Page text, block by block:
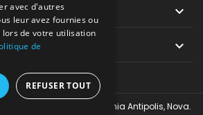


chez Regus Sophia Antipolis, Nova.
avec d'autres
leur avez fournies ou
de votre utilisation
de
REFUSER TOUT